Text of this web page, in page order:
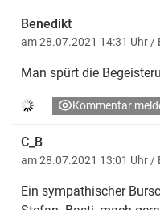
Benedikt
am 28.07.2021 14:31 Uhr/
Man spürt die
Kommentar
C_B
am 28.07.2021 13:01 Uhr/
Ein sympathischer